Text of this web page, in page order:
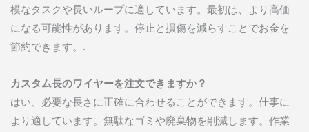
模なタスクや長いループに適しています。最初は、より高価
になる可能性があります。停止と損傷を減らすことでお金を
節約できます。.
カスタム長のワイヤーを注文できますか？
はい、必要な長さに正確に合わせることができます。仕事に
より適しています。無駄なゴミや廃棄物を削減します。作業